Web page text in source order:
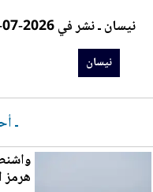
نيسان ـ نشر في 2026-07-07 الساعة 10:37
نيسان
ـ
هرمز